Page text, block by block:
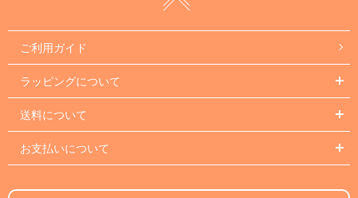
ご利用ガイド
ラッピングについて
送料について
お支払いについて